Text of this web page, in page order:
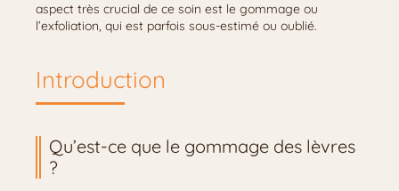
aspect très crucial de ce soin est le gommage ou
l’exfoliation, qui est parfois sous-estimé ou oublié.
Introduction
Qu’est-ce que le gommage des lèvres
?